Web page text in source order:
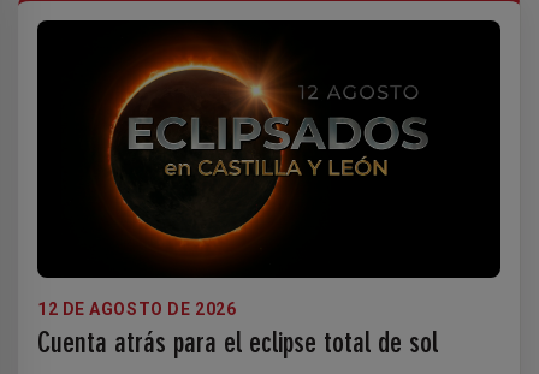
12 DE AGOSTO DE 2026
Cuenta atrás para el eclipse total de sol